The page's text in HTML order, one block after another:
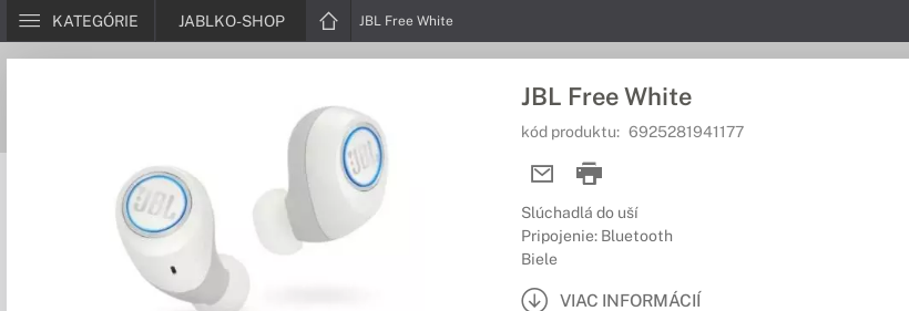
KATEGÓRIE JABLKO-SHOP JBL Free White
JBL Free White
kód produktu: 6925281941177
Slúchadlá do uší
Pripojenie: Bluetooth
Biele
VIAC INFORMÁCIÍ